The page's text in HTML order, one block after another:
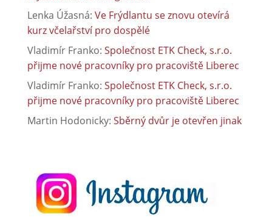
Lenka Úžasná: Ve Frýdlantu se znovu otevírá
kurz včelařství pro dospělé
Vladimír Franko: Společnost ETK Check, s.r.o.
přijme nové pracovníky pro pracoviště Liberec
Vladimír Franko: Společnost ETK Check, s.r.o.
přijme nové pracovníky pro pracoviště Liberec
Martin Hodonicky: Sběrný dvůr je otevřen jinak